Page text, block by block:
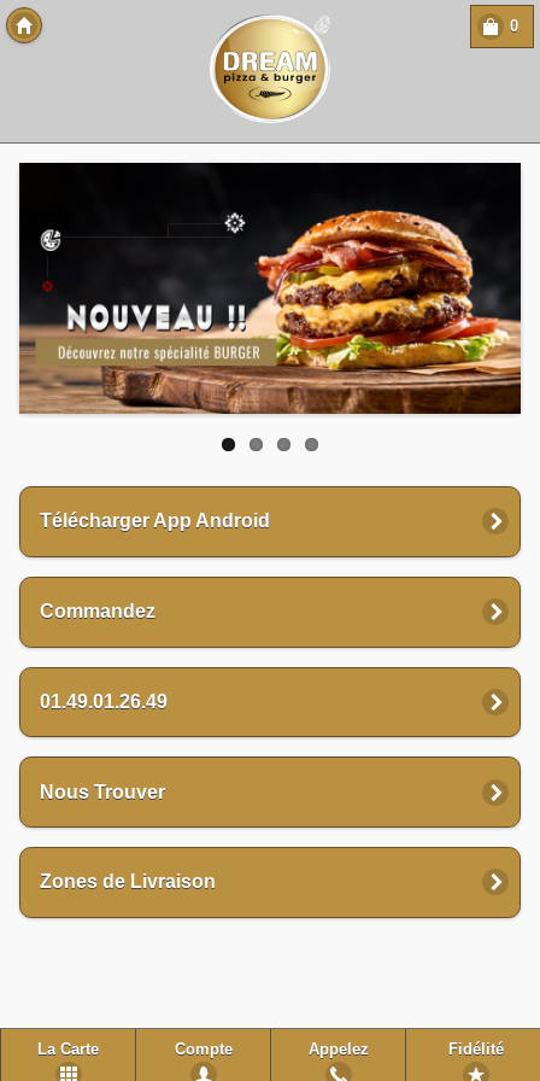
0
Télécharger App Android
Commandez
01.49.01.26.49
Nous Trouver
Zones de Livraison
La Carte Compte Appelez Fidélité
Copyright 2013 Des-Click Com